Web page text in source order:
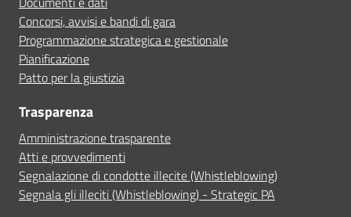
Concorsi, avvisi e bandi di gara
Programmazione strategica e gestionale
Pianificazione
Patto per la giustizia
Trasparenza
Amministrazione trasparente
Atti e provvedimenti
Segnalazione di condotte illecite (Whistleblowing)
Segnala gli illeciti (Whistleblowing) - Strategic PA